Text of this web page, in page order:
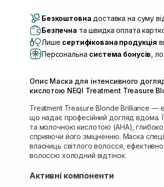
Самовивіз м. Луцьк, вул.
Самовивіз м. Львів, вул.
(Duck’s Lake)
Самовивіз м. Львів, вул. Івана
Самовивіз м. Львів, вул.
Самовивіз м. Рівне, вул. Кулика і
Екватор)
Безкоштовна доставка на суму
Безпечна та швидка оплата
Лише сертифікована продукція
Персональна система бонусів ,
Опис Маска для інтенсивного
кислотою NEQI Treatment Treasure
Treatment Treasure Blonde Brilliance —
що надає професійний догляд вдома.
та молочною кислотою (AHA),
сприяючи його зміцненню. Маска
власниць світлого волосся,
волоссю холодний відтінок.
Активні компоненти